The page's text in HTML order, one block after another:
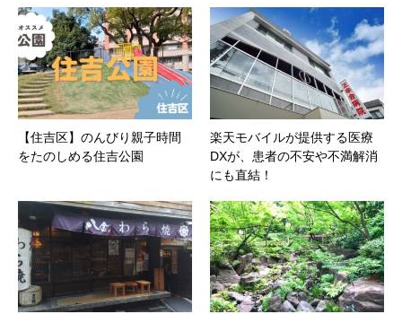
【住吉区】のんびり親子時間
をたのしめる住吉公園
楽天モバイルが提供する医療
DXが、患者の不安や不満解消
にも直結！